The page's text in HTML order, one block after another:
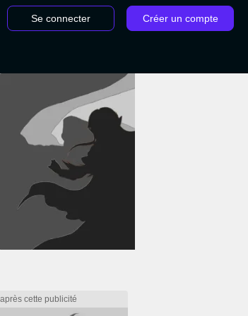
Se connecter Créer un compte